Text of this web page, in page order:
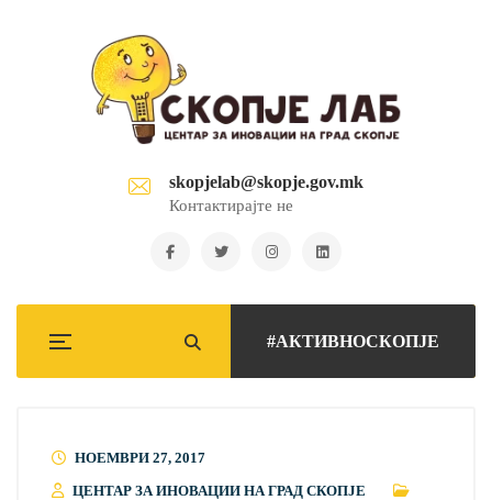
skopjelab@skopje.gov.mk
Контактирајте не
#АКТИВНОСКОПЈЕ
НОЕМВРИ 27, 2017
ЦЕНТАР ЗА ИНОВАЦИИ НА ГРАД СКОПЈЕ